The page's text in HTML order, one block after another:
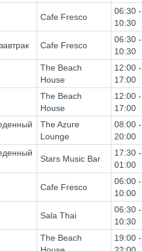
Cafe Fresco
06:30 -
10:30
Cafe Fresco
06:30 -
10:30
The Beach
House
12:00 -
17:00
The Beach
House
12:00 -
17:00
The Azure
Lounge
08:00 -
20:00
Stars Music Bar
17:30 -
01:00
Cafe Fresco
06:00 -
10:00
Sala Thai
06:30 -
10:30
The Beach
19:00 -